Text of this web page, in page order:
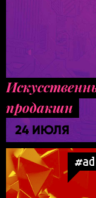
продакшн
24 ИЮЛЯ
#ad